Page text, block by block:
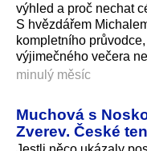
výhled a proč nechat
S hvězdářem
kompletního
výjimečného večera
minulý měsíc
Muchová s
Zverev. České